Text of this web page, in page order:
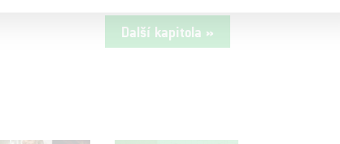
Další kapitola »